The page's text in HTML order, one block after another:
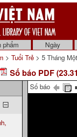
phẩm
Ngày
> Tuổi Trẻ > 5 Tháng
Số báo PDF
Số báo